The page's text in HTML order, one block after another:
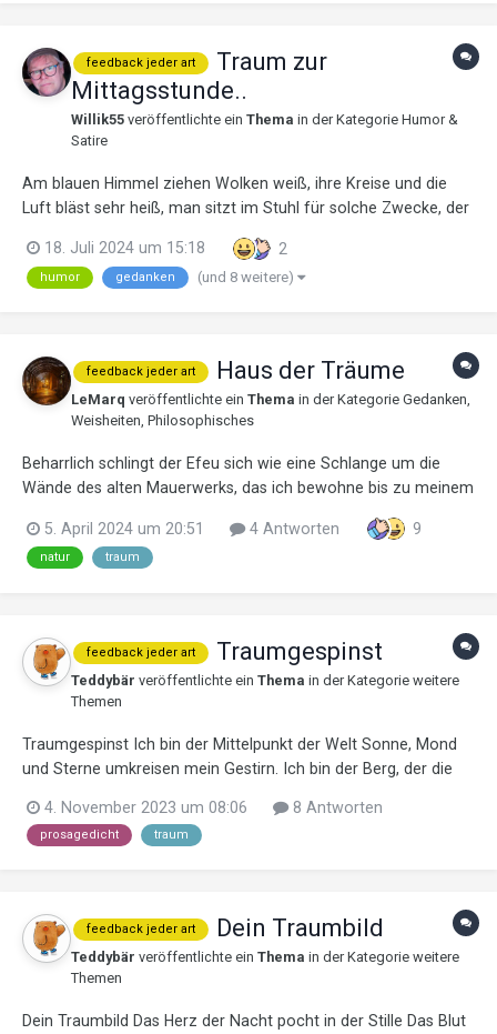
feedback jeder art
Traum zur
Mittagsstunde..
Willik55 veröffentlichte ein Thema in der Kategorie Humor &
Satire
Am blauen Himmel ziehen Wolken weiß, ihre Kreise und die
Luft bläst sehr heiß, man sitzt im Stuhl für solche Zwecke, der
bekommen, den Schirm dazu hat der Wind genommen,
eigentlich sind solche Tage doch herrlich, ein...
18. Juli 2024 um 15:18 2
humor gedanken (und 8 weitere)
feedback jeder art Haus der Träume
LeMarq veröffentlichte ein Thema in der Kategorie Gedanken,
Weisheiten, Philosophisches
Beharrlich schlingt der Efeu sich wie eine Schlange um die
Wände des alten Mauerwerks, das ich bewohne bis zu meinem
krallt sich fest, unter Bäumen, die nur warten bis bald auch sie
das Glück ver...
5. April 2024 um 20:51 4 Antworten 9
natur traum
feedback jeder art Traumgespinst
Teddybär veröffentlichte ein Thema in der Kategorie weitere
Themen
Traumgespinst Ich bin der Mittelpunkt der Welt Sonne, Mond
und Sterne umkreisen mein Gestirn. Ich bin der Berg, der die
schockt Werden sie allzu keck! Ich bin abgrundtief wie der
Marianengraben...
4. November 2023 um 08:06 8 Antworten
prosagedicht traum
feedback jeder art Dein Traumbild
Teddybär veröffentlichte ein Thema in der Kategorie weitere
Themen
Dein Traumbild Das Herz der Nacht pocht in der Stille Das Blut